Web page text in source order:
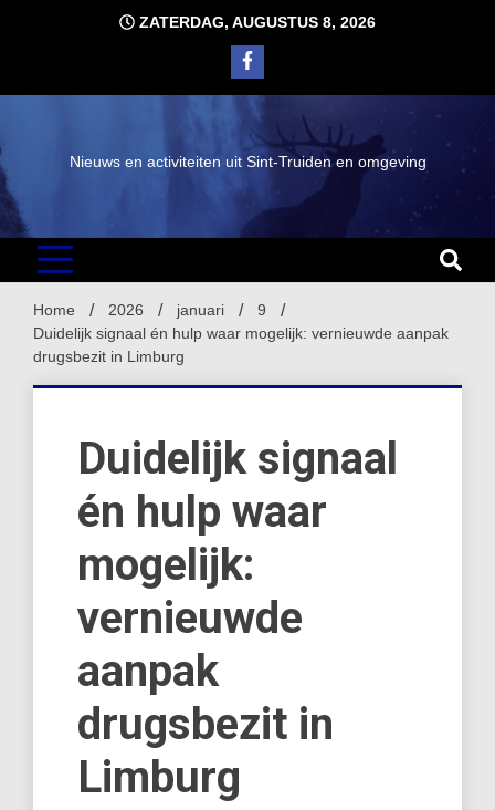
ZATERDAG, AUGUSTUS 8, 2026
Nieuws en activiteiten uit Sint-Truiden en omgeving
Home 2026 januari
9
Duidelijk signaal én hulp waar mogelijk: vernieuwde aanpak
drugsbezit in Limburg
Duidelijk signaal
én hulp waar
mogelijk:
vernieuwde
aanpak
drugsbezit in
Limburg